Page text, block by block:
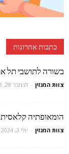
כתבות אחרונות
בשורה לתושבי תל
צוות המגזין - דצמבר 28, 2023
הומאופתיה
צוות המגזין - יולי 3, 2024